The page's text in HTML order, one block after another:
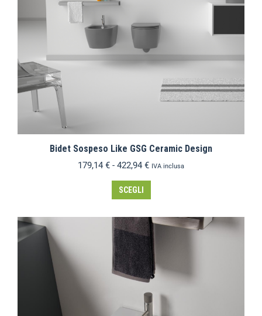
Bidet Sospeso Like GSG Ceramic Design
179,14 € - 422,94 € IVA inclusa
SCEGLI